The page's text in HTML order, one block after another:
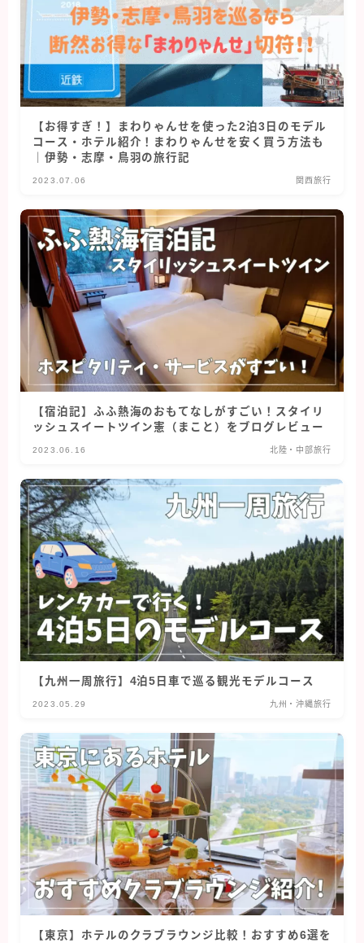
【お得すぎ！】まわりゃんせを使った2泊3日のモデル
コース・ホテル紹介！まわりゃんせを安く買う方法も
｜伊勢・志摩・鳥羽の旅行記
2023.07.06 関西旅行
【宿泊記】ふふ熱海のおもてなしがすごい！スタイリ
ッシュスイートツイン憲（まこと）をブログレビュー
2023.06.16 北陸・中部旅行
【九州一周旅行】4泊5日車で巡る観光モデルコース
2023.05.29 九州・沖縄旅行
【東京】ホテルのクラブラウンジ比較！おすすめ6選を